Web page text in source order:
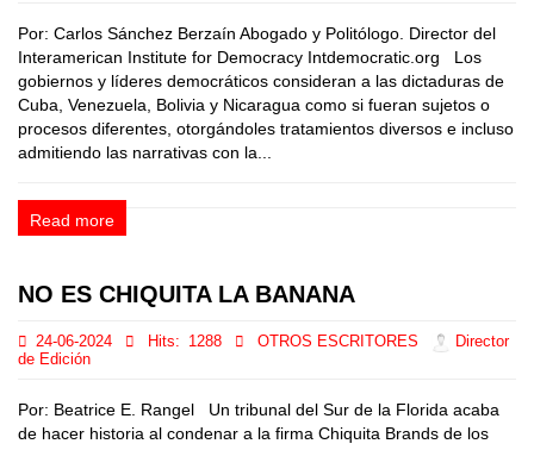
Por: Carlos Sánchez Berzaín Abogado y Politólogo. Director del
Interamerican Institute for Democracy Intdemocratic.org Los
gobiernos y líderes democráticos consideran a las dictaduras de
Cuba, Venezuela, Bolivia y Nicaragua como si fueran sujetos o
procesos diferentes, otorgándoles tratamientos diversos e incluso
admitiendo las narrativas con la...
Read more
NO ES CHIQUITA LA BANANA
24-06-2024 Hits: 1288 OTROS ESCRITORES
Director
de Edición
Por: Beatrice E. Rangel Un tribunal del Sur de la Florida acaba
de hacer historia al condenar a la firma Chiquita Brands de los